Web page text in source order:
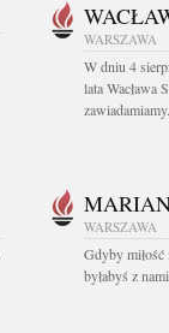
WARSZAWA
W dniu 4
lata Wacława
WARSZAWA
Gdyby miłość
byłabyś z